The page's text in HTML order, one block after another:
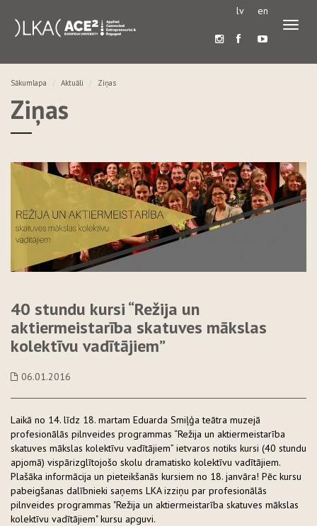
lv en
Sākumlapa Aktuāli Ziņas
Ziņas
40 stundu kursi “Režija un
aktiermeistarība skatuves mākslas
kolektīvu vadītājiem”
06.01.2016
Laikā no 14. līdz 18. martam Eduarda Smiļģa teātra muzejā
profesionālās pilnveides programmas “Režija un aktiermeistarība
skatuves mākslas kolektīvu vadītājiem” ietvaros notiks kursi (40 stundu
apjomā) vispārizglītojošo skolu dramatisko kolektīvu vadītājiem.
Plašāka informācija un pieteikšanās kursiem no 18. janvāra! Pēc kursu
pabeigšanas dalībnieki saņems LKA izziņu par profesionālās
pilnveides programmas "Režija un aktiermeistarība skatuves mākslas
kolektīvu vadītājiem" kursu apguvi.